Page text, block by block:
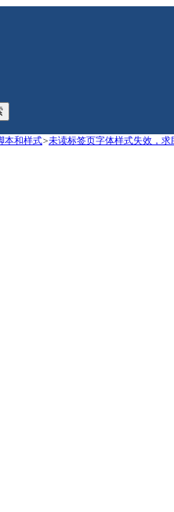
本和样式>未读标签页字体样式失效，求